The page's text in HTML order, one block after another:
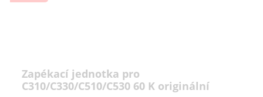
Zapékací jednotka pro
C310/C330/C510/C530 60 K originální